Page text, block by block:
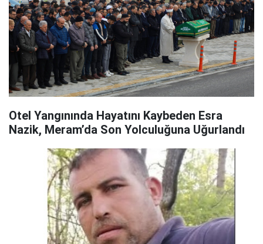
Otel Yangınında Hayatını Kaybeden Esra
Nazik, Meram’da Son Yolculuğuna Uğurlandı